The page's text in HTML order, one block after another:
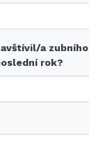
a zubního
rok?